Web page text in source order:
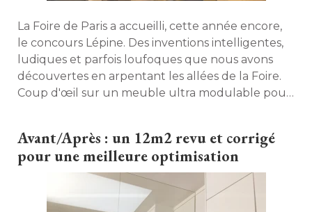
La Foire de Paris a accueilli, cette année encore,
le concours Lépine. Des inventions intelligentes,
ludiques et parfois loufoques que nous avons
découvertes en arpentant les allées de la Foire.
Coup d'œil sur un meuble ultra modulable pour
Avant/Après : un 12m2 revu et corrigé
pour une meilleure optimisation